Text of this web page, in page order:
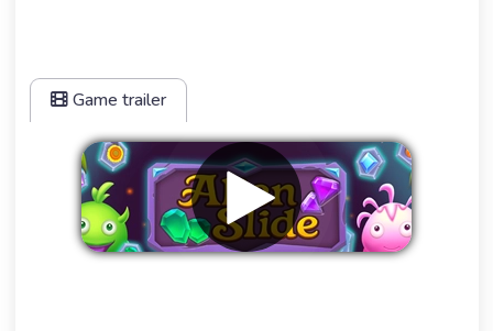
Game trailer